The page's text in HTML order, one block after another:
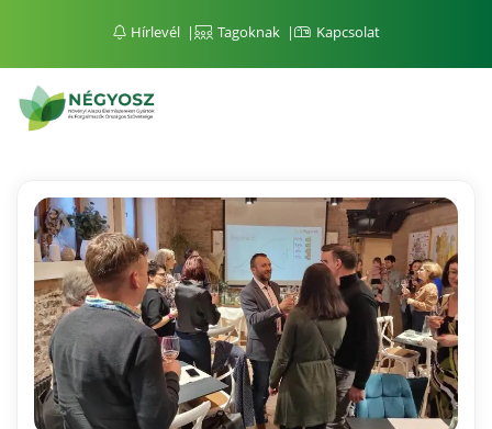
Hírlevél Tagoknak Kapcsolat